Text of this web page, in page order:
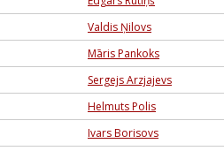
Valdis Ņilovs
Māris Pankoks
Sergejs Arzjajevs
Helmuts Polis
Ivars Borisovs